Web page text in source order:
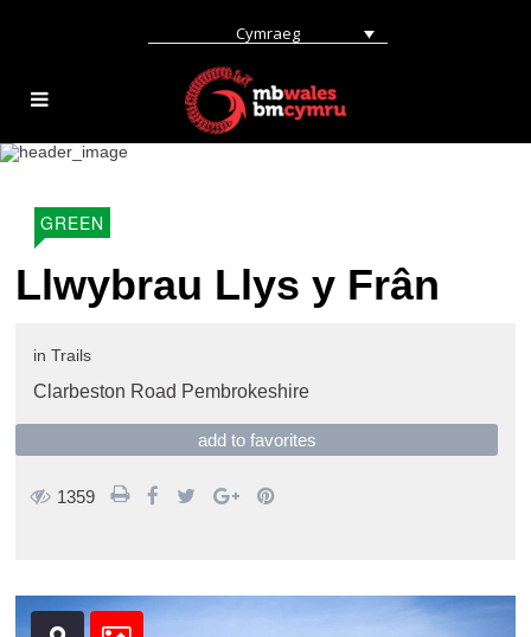
Cymraeg
GREEN
Llwybrau Llys y Frân
in Trails
Clarbeston Road Pembrokeshire
add to favorites
1359